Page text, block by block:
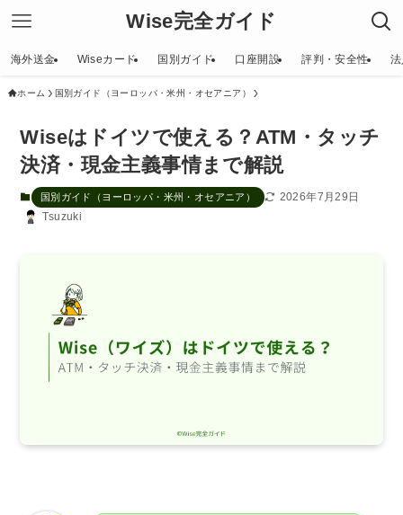
Wise完全ガイド
海外送金 Wiseカード 国別ガイド 口座開設 評判・安全性
ホーム 国別ガイド（ヨーロッパ・米州・オセアニア）
Wiseはドイツで使える？ATM・タッチ
決済・現金主義事情まで解説
国別ガイド（ヨーロッパ・米州・オセアニア）
2026年7月29日
Tsuzuki